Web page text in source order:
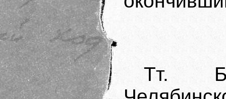
Тт.